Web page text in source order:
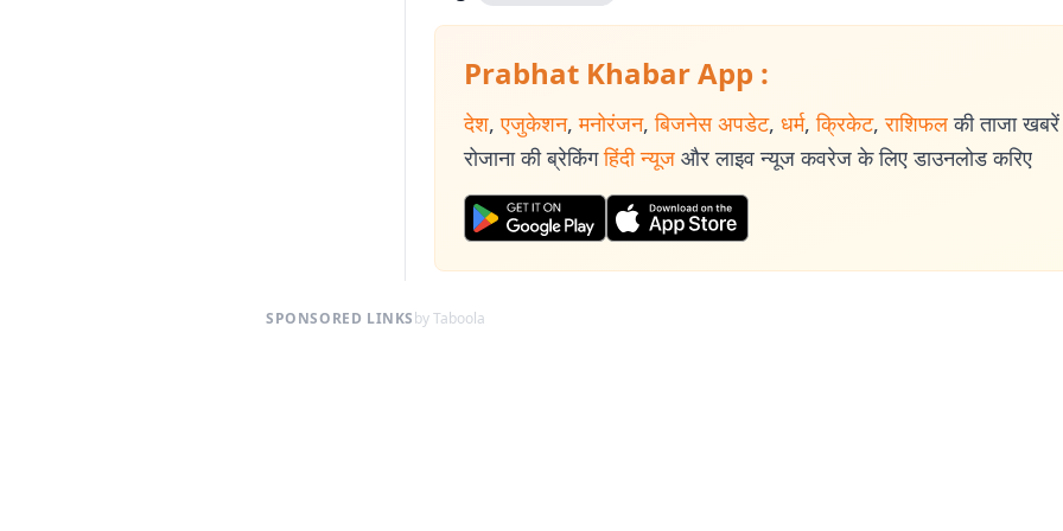
Prabhat Khabar App :
देश, एजुकेशन, मनोरंजन, बिजनेस अपडेट, धर्म, क्रिकेट, राशिफल की ताजा
रोजाना की ब्रेकिंग हिंदी न्यूज और लाइव न्यूज कवरेज के लिए डाउनलोड करिए
SPONSORED LINKSby Taboola